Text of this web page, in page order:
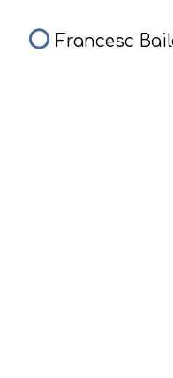
Francesc